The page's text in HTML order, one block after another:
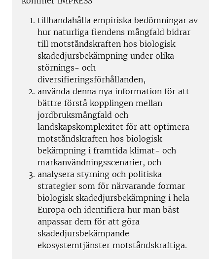
tillhandahålla empiriska bedömningar av
hur naturliga fiendens mångfald bidrar
till motståndskraften hos biologisk
skadedjursbekämpning under olika
störnings- och
diversifieringsförhållanden,
använda denna nya information för att
bättre förstå kopplingen mellan
jordbruksmångfald och
landskapskomplexitet för att optimera
motståndskraften hos biologisk
bekämpning i framtida klimat- och
markanvändningsscenarier, och
analysera styrning och politiska
strategier som för närvarande formar
biologisk skadedjursbekämpning i hela
Europa och identifiera hur man bäst
anpassar dem för att göra
skadedjursbekämpande
ekosystemtjänster motståndskraftiga.